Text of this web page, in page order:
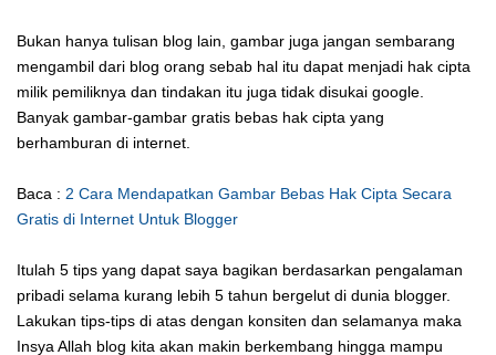
Bukan hanya tulisan blog lain, gambar juga jangan sembarang
mengambil dari blog orang sebab hal itu dapat menjadi hak cipta
milik pemiliknya dan tindakan itu juga tidak disukai google.
Banyak gambar-gambar gratis bebas hak cipta yang
berhamburan di internet.
Baca : 2 Cara Mendapatkan Gambar Bebas Hak Cipta Secara
Gratis di Internet Untuk Blogger
Itulah 5 tips yang dapat saya bagikan berdasarkan pengalaman
pribadi selama kurang lebih 5 tahun bergelut di dunia blogger.
Lakukan tips-tips di atas dengan konsiten dan selamanya maka
Insya Allah blog kita akan makin berkembang hingga mampu